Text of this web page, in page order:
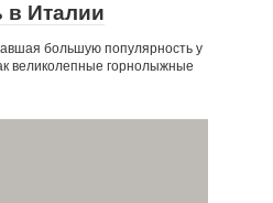
в Италии
большую популярность у
великолепные горнолыжные